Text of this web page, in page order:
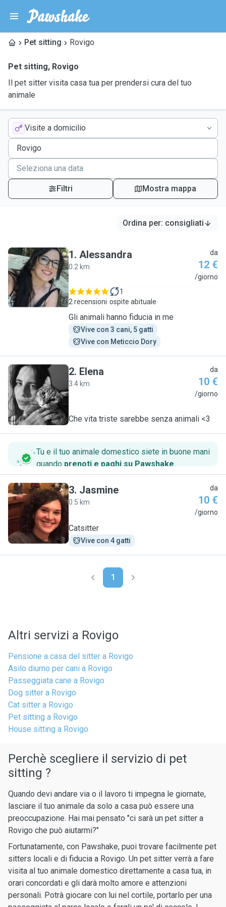
Pet sitting Rovigo
Pet sitting, Rovigo
Il pet sitter visita casa tua per prendersi cura del tuo
animale
Visite a domicilio
Filtri Mostra mappa
Ordina per: consigliati
A
1. Alessandra
0.2 km
da
12 €
/giorno
2 recensioni
1
ospite abituale
Gli animali hanno fiducia in me
Vive con 3 cani, 5 gatti
Vive con Meticcio Dory
E
2. Elena
3.4 km
da
10 €
/giorno
Che vita triste sarebbe senza animali <3
Tu e il tuo animale domestico siete in buone mani
quando prenoti e paghi su Pawshake.
J
3. Jasmine
0.5 km
da
10 €
/giorno
Catsitter
Vive con 4 gatti
1
Altri servizi a Rovigo
Pensione a casa del sitter a Rovigo
Asilo diurno per cani a Rovigo
Passeggiata cane a Rovigo
Dog sitter a Rovigo
Cat sitter a Rovigo
Pet sitting a Rovigo
House sitting a Rovigo
Perchè scegliere il servizio di pet
sitting ?
Quando devi andare via o il lavoro ti impegna le giornate,
lasciare il tuo animale da solo a casa può essere una
preoccupazione. Hai mai pensato "ci sarà un pet sitter a
Rovigo che può aiutarmi?"
Fortunatamente, con Pawshake, puoi trovare facilmente pet
sitters locali e di fiducia a Rovigo. Un pet sitter verrà a fare
visita al tuo animale domestico direttamente a casa tua, in
orari concordati e gli darà molto amore e attenzioni
personali. Potrà giocare con lui nel cortile, portarlo per una